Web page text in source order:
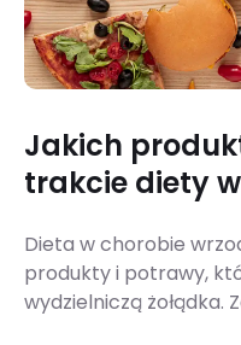
Jakich
trakcie diety
Dieta w chorobie
produkty i potrawy,
wydzielniczą żołądka.